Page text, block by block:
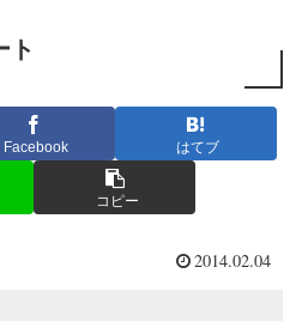
Facebook はてブ
コピー
2014.02.04